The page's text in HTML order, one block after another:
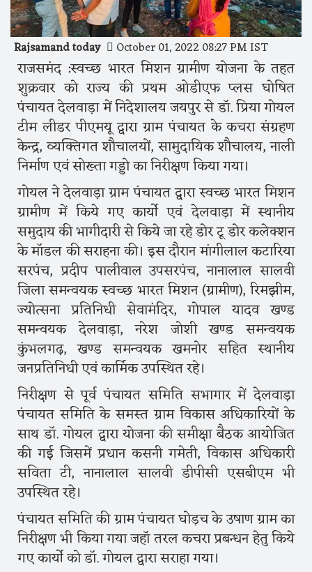
Rajsamand today October 01, 2022 08:27 PM IST
राजसमंद :स्वच्छ भारत मिशन ग्रामीण योजना के तहत
शुक्रवार को राज्य की प्रथम ओडीएफ प्लस घोषित
पंचायत देलवाड़ा में निदेशालय जयपुर से डाॅ. प्रिया गोयल
टीम लीडर पीएमयू द्वारा ग्राम पंचायत के कचरा संग्रहण
केन्द्र, व्यक्तिगत शौचालयों, सामुदायिक शौचालय, नाली
निर्माण एवं सोख्ता गड्डो का निरीक्षण किया गया।
गोयल ने देलवाड़ा ग्राम पंचायत द्वारा स्वच्छ भारत मिशन
ग्रामीण में किये गए कार्यो एवं देलवाड़ा में स्थानीय
समुदाय की भागीदारी से किये जा रहे डोर टू डोर कलेक्शन
के माॅडल की सराहना की। इस दौरान मांगीलाल कटारिया
सरपंच, प्रदीप पालीवाल उपसरपंच, नानालाल सालवी
जिला समन्वयक स्वच्छ भारत मिशन (ग्रामीण), रिमझीम,
ज्योत्सना प्रतिनिधी सेवामंदिर, गोपाल यादव खण्ड
समन्वयक देलवाड़ा, नरेश जोशी खण्ड समन्वयक
कुंभलगढ़, खण्ड समन्वयक खमनोर सहित स्थानीय
जनप्रतिनिधी एवं कार्मिक उपस्थित रहे।
निरीक्षण से पूर्व पंचायत समिति सभागार में देलवाड़ा
पंचायत समिति के समस्त ग्राम विकास अधिकारियों के
साथ डाॅ. गोयल द्वारा योजना की समीक्षा बैठक आयोजित
की गई जिसमें प्रधान कसनी गमेती, विकास अधिकारी
सविता टी, नानालाल सालवी डीपीसी एसबीएम भी
उपस्थित रहे।
पंचायत समिति की ग्राम पंचायत घोड़च के उषाण ग्राम का
निरीक्षण भी किया गया जहाॅ तरल कचरा प्रबन्धन हेतु किये
गए कार्यो को डाॅ. गोयल द्वारा सराहा गया।